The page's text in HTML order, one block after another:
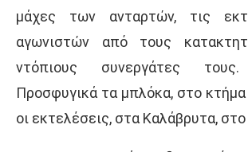
μάχες των ανταρτών, τις
αγωνιστών από τους
ντόπιους συνεργάτες
Προσφυγικά τα μπλόκα, στο
οι εκτελέσεις, στα Καλάβρυτα,